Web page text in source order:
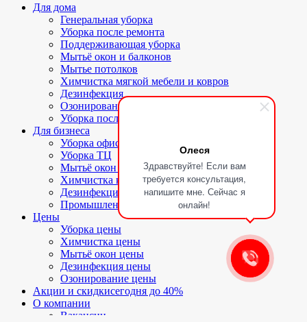
Олеся
Здравствуйте! Если вам
требуется консультация,
напишите мне. Сейчас я
онлайн!
Для дома
Генеральная уборка
Уборка после ремонта
Поддерживающая уборка
Мытьё окон и балконов
Мытье потолков
Химчистка мягкой мебели и ковров
Дезинфекция
Озонирование помещений
Уборка после ЧП
Для бизнеса
Уборка офисов
Уборка ТЦ
Мытьё окон и фасадов
Химчистка коврового покрытия
Дезинфекция помещений
Промышленное озонирование
Цены
Уборка цены
Химчистка цены
Мытьё окон цены
Дезинфекция цены
Озонирование цены
Акции и скидкисегодня до 40%
О компании
Вакансии